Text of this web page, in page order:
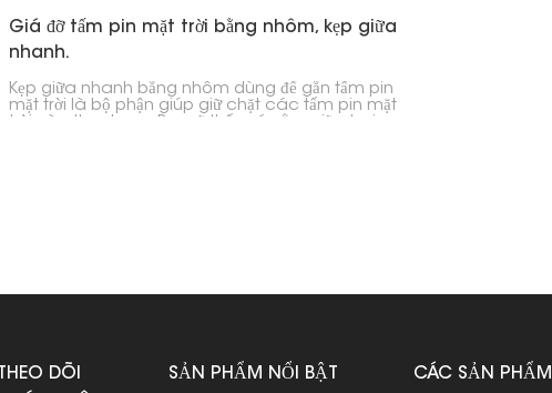
Giá đỡ tấm pin mặt trời bằng nhôm, kẹp giữa
nhanh.
Kẹp giữa nhanh bằng nhôm dùng để gắn tấm pin
mặt trời là bộ phận giúp giữ chặt các tấm pin mặt
THEO DÕI
SẢN PHẨM NỔI BẬT CÁC SẢN PHẨM